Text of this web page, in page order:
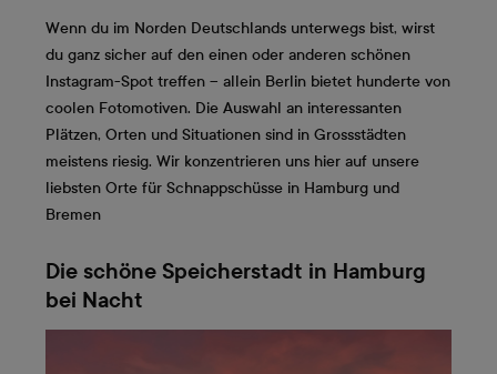
Wenn du im Norden Deutschlands unterwegs bist, wirst
du ganz sicher auf den einen oder anderen schönen
Instagram-Spot treffen – allein Berlin bietet hunderte von
coolen Fotomotiven. Die Auswahl an interessanten
Plätzen, Orten und Situationen sind in Grossstädten
meistens riesig. Wir konzentrieren uns hier auf unsere
liebsten Orte für Schnappschüsse in Hamburg und
Bremen
Die schöne Speicherstadt in Hamburg
bei Nacht